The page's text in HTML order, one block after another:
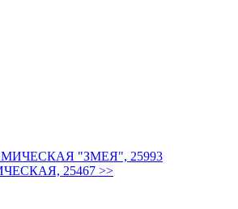
"ЗМЕЯ", 25993
25467 >>